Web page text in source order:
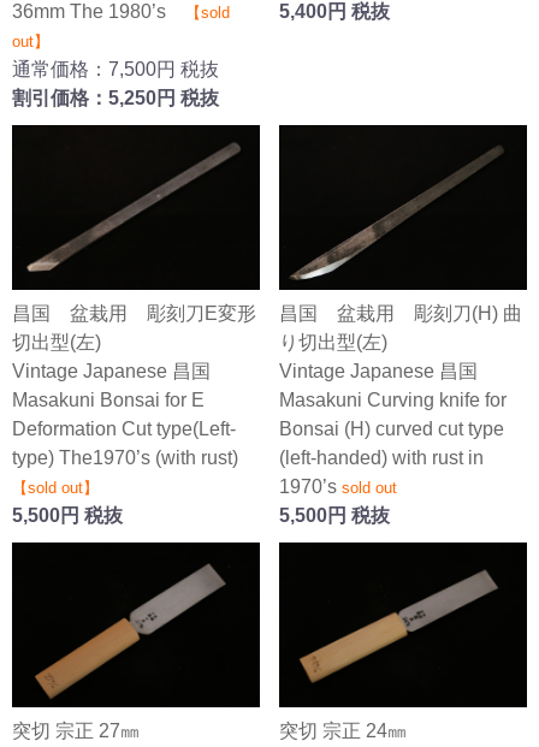
36mm The 1980’s
【sold
out】
通常価格：7,500円 税抜
割引価格：5,250円 税抜
5,400円 税抜
昌国 盆栽用 彫刻刀E変形
切出型(左)
Vintage Japanese 昌国
Masakuni Bonsai for E
Deformation Cut type(Left-
type) The1970’s (with rust)
【sold out】
5,500円 税抜
昌国 盆栽用 彫刻刀(H) 曲
り切出型(左)
Vintage Japanese 昌国
Masakuni Curving knife for
Bonsai (H) curved cut type
(left-handed) with rust in
1970’s sold out
5,500円 税抜
突切 宗正 27㎜
突切 宗正 24㎜